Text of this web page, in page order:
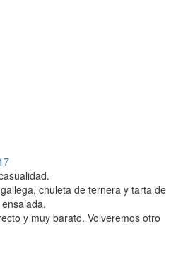
chuleta de ternera y tarta de
y muy barato. Volveremos otro